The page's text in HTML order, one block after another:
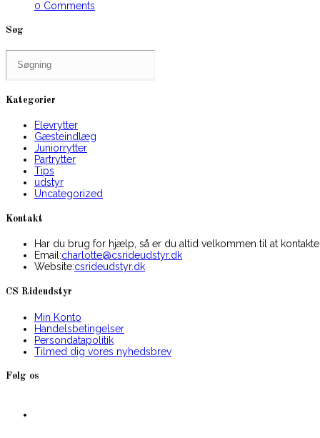
0 Comments
Søg
for:
Kategorier
Elevrytter
Gæsteindlæg
Juniorrytter
Partrytter
Tips
udstyr
Uncategorized
Kontakt
Har du brug for hjælp, så er du altid velkommen til at
Email:charlotte@csrideudstyr.dkOpens
Website:csrideudstyr.dk
CS Rideudstyr
Min Konto
Handelsbetingelser
Persondatapolitik
Tilmed dig vores nyhedsbrev
Følg os